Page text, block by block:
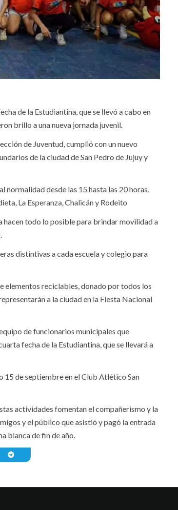
de la Estudiantina, que se llevó a cabo en
brillo a una nueva jornada juvenil.
de Juventud, cumplió con un nuevo
de la ciudad de San Pedro de Jujuy y
desde las 15 hasta las 20 horas,
La Esperanza, Chalicán y Rodeito
hacen todo lo posible para brindar movilidad a
distintivas a cada escuela y colegio para
elementos reciclables, donado por todos los
a la ciudad en la Fiesta Nacional
de funcionarios municipales que
fecha de la Estudiantina, que se llevará a
15 de septiembre en el Club Atlético San
actividades fomentan el compañerismo y la
y el público que asistió y pagó la entrada
blanca de fin de año.